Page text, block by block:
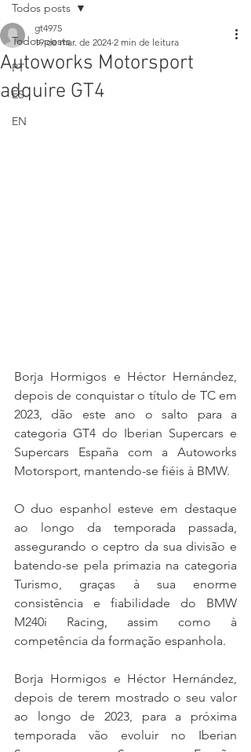
Todos posts
PT
ES
EN
Todos posts
Autoworks Motorsport
adquire GT4
gt4975
19 de mar. de 2024 2 min de leitura
Borja Hormigos e Héctor Hernández,
depois de conquistar o título de TC em
2023, dão este ano o salto para a
categoria GT4 do Iberian Supercars e
Supercars España com a Autoworks
Motorsport, mantendo-se fiéis à BMW.
O duo espanhol esteve em destaque
ao longo da temporada passada,
assegurando o ceptro da sua divisão e
batendo-se pela primazia na categoria
Turismo, graças à sua enorme
consistência e fiabilidade do BMW
M240i Racing, assim como à
competência da formação espanhola.
Borja Hormigos e Héctor Hernández,
depois de terem mostrado o seu valor
ao longo de 2023, para a próxima
temporada vão evoluir no Iberian